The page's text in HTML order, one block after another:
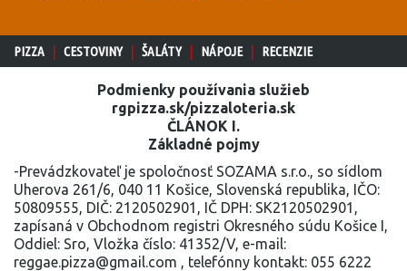
PIZZA | CESTOVINY | ŠALÁTY | NÁPOJE | RECENZIE
Podmienky používania služieb
rgpizza.sk/pizzaloteria.sk
ČLÁNOK I.
Základné pojmy
-Prevádzkovateľ je spoločnosť SOZAMA s.r.o., so sídlom
Uherova 261/6, 040 11 Košice, Slovenská republika, IČO:
50809555, DIČ: 2120502901, IČ DPH: SK2120502901,
zapísaná v Obchodnom registri Okresného súdu Košice I,
Oddiel: Sro, Vložka číslo: 41352/V, e-mail:
reggae.pizza@gmail.com , telefónny kontakt: 055 6222